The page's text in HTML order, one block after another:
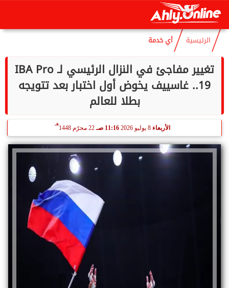
السبت
الرئيسية أي خدمة
تغيير مفاجئ في النزال الرئيسي لـ IBA Pro
19.. غاسييف يخوض أول اختبار بعد تتويجه
بطلا للعالم
الأربعاء 11:16 صـ 22 محرّم 1448
هـ